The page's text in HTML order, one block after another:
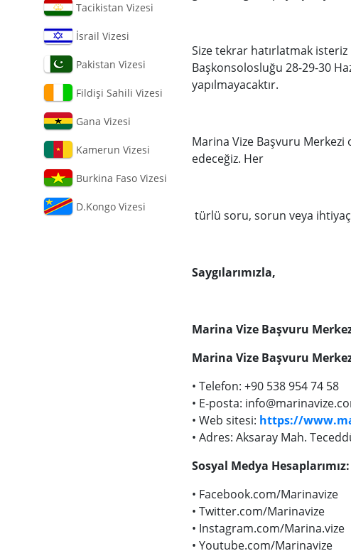
Tacikistan Vizesi
İsrail Vizesi
Pakistan Vizesi
Fildişi Sahili Vizesi
Gana Vizesi
Kamerun Vizesi
Burkina Faso Vizesi
D.Kongo Vizesi
Size tekrar hatırlatmak
Başkonsolosluğu 28-29-30
yapılmayacaktır.
Marina Vize Başvuru
edeceğiz. Her
türlü soru, sorun veya
Saygılarımızla,
Marina Vize Başvuru
Marina Vize Başvuru
• Telefon: +90 538 954 74 58
• E-posta:
• Web sitesi: https://
• Adres: Aksaray Mah.
Sosyal Medya Hesaplarımız:
• Facebook.com/Marinavize
• Twitter.com/Marinavize
• Instagram.com/Marina.vize
• Youtube.com/Marinavize